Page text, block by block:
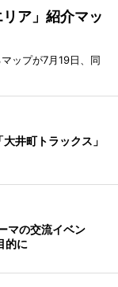
ア」紹介マッ
ップが7月19日、同
井町トラックス」
マの交流イベン
的に